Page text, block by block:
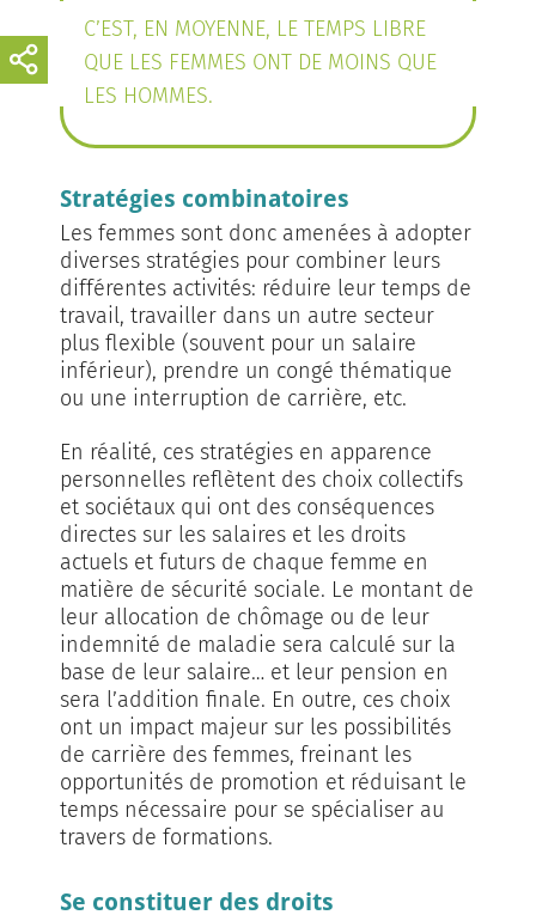
C’EST, EN MOYENNE, LE TEMPS LIBRE
QUE LES FEMMES ONT DE MOINS QUE
LES HOMMES.
Stratégies combinatoires
Les femmes sont donc amenées à adopter
diverses stratégies pour combiner leurs
différentes activités: réduire leur temps de
travail, travailler dans un autre secteur
plus flexible (souvent pour un salaire
inférieur), prendre un congé thématique
ou une interruption de carrière, etc.
En réalité, ces stratégies en apparence
personnelles reflètent des choix collectifs
et sociétaux qui ont des conséquences
directes sur les salaires et les droits
actuels et futurs de chaque femme en
matière de sécurité sociale. Le montant de
leur allocation de chômage ou de leur
indemnité de maladie sera calculé sur la
base de leur salaire… et leur pension en
sera l’addition finale. En outre, ces choix
ont un impact majeur sur les possibilités
de carrière des femmes, freinant les
opportunités de promotion et réduisant le
temps nécessaire pour se spécialiser au
travers de formations.
Se constituer des droits